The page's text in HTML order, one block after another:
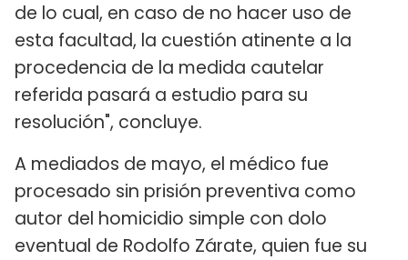
de lo cual, en caso de no hacer uso de
esta facultad, la cuestión atinente a la
procedencia de la medida cautelar
referida pasará a estudio para su
resolución", concluye.
A mediados de mayo, el médico fue
procesado sin prisión preventiva como
autor del homicidio simple con dolo
eventual de Rodolfo Zárate, quien fue su